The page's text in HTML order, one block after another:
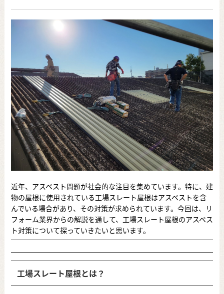
近年、アスベスト問題が社会的な注目を集めています。特に、建
物の屋根に使用されている工場スレート屋根はアスベストを含
んでいる場合があり、その対策が求められています。今回は、リ
フォーム業界からの解説を通して、工場スレート屋根のアスベス
ト対策について探っていきたいと思います。
工場スレート屋根とは？